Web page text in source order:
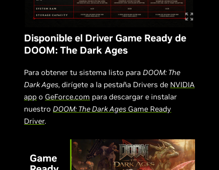
Disponible el Driver Game Ready de
DOOM: The Dark Ages
Para obtener tu sistema listo para DOOM: The
Dark Ages, dirígete a la pestaña Drivers de NVIDIA
app o GeForce.com para descargar e instalar
nuestro DOOM: The Dark Ages Game Ready
Driver.